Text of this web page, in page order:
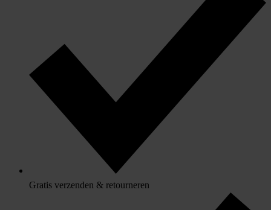
Gratis verzenden & retourneren